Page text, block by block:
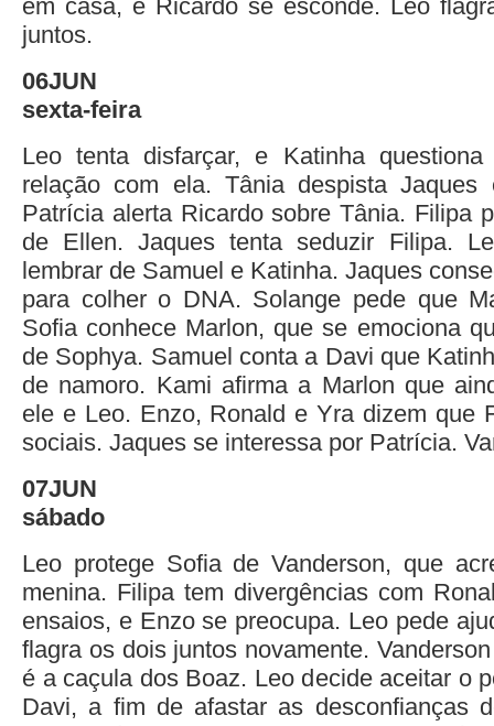
em casa, e Ricardo se esconde. Leo
juntos.
06JUN
sexta-feira
Leo tenta disfarçar, e Katinha
relação com ela. Tânia despista Jaques
Patrícia alerta Ricardo sobre Tânia. Filipa
de Ellen. Jaques tenta seduzir Filipa.
lembrar de Samuel e Katinha. Jaques
para colher o DNA. Solange pede que
Sofia conhece Marlon, que se emociona
de Sophya. Samuel conta a Davi que
de namoro. Kami afirma a Marlon que
ele e Leo. Enzo, Ronald e Yra dizem que
sociais. Jaques se interessa por Patrícia.
07JUN
sábado
Leo protege Sofia de Vanderson, que
menina. Filipa tem divergências com
ensaios, e Enzo se preocupa. Leo pede
flagra os dois juntos novamente.
é a caçula dos Boaz. Leo decide aceitar o
Davi, a fim de afastar as desconfianças